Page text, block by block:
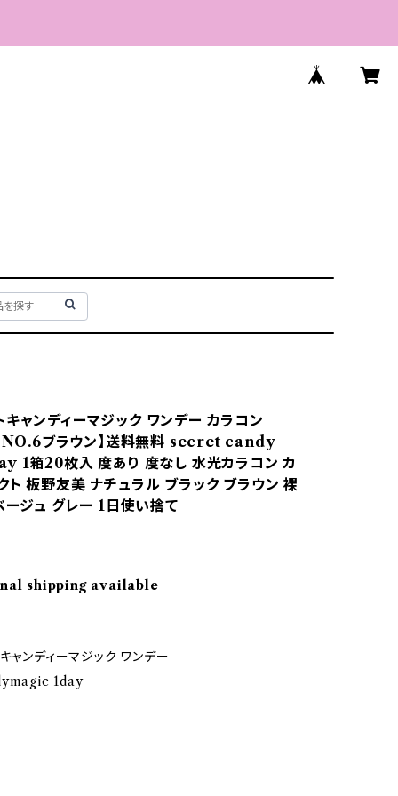
キャンディーマジック ワンデー カラコン
NO.6ブラウン】送料無料 secret candy
1箱20枚入 度あり 度なし 水光カラコン カ
ト 板野友美 ナチュラル ブラック ブラウン 裸
ージュ グレー 1日使い捨て
shipping available
ャンディーマジック ワンデー
1day